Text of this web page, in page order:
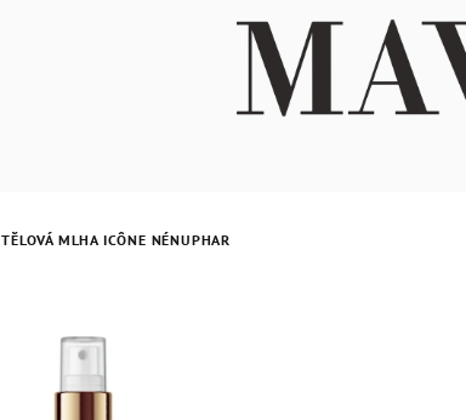
TĚLOVÁ MLHA ICÔNE NÉNUPHAR